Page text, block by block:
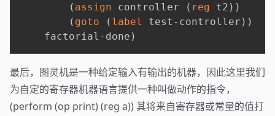
( assign controller ( reg t2 ) )
( goto ( label test-controller ) )
    factorial-done
)
最后，图灵机是一种给定输入有输出的机器，因此这里我们
为自定的寄存器机器语言提供一种叫做动作的指令，
(perform (op print) (reg a)) 其将来自寄存器或常量的值打